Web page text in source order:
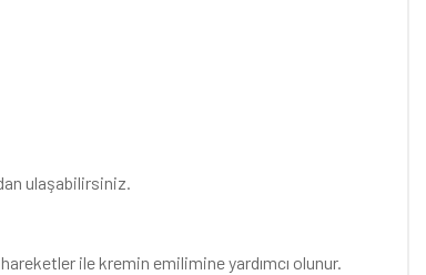
ulaşabilirsiniz.
ile kremin emilimine yardımcı olunur.